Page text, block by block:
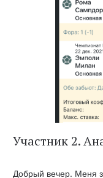
Участник 2.
Добрый вечер. Меня